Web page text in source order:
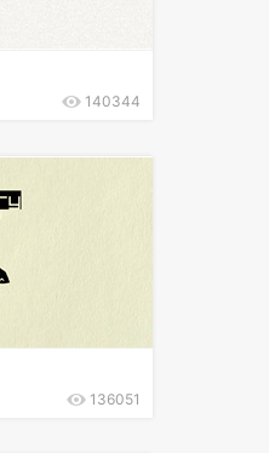
140344
136051